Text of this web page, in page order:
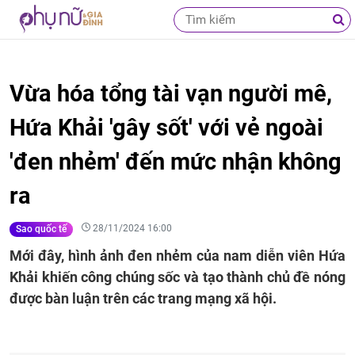
Vừa hóa tổng tài vạn người mê,
Hứa Khải 'gây sốt' với vẻ ngoài
'đen nhẻm' đến mức nhận không
ra
Sao quốc tế 28/11/2024 16:00
Mới đây, hình ảnh đen nhẻm của nam diễn viên Hứa
Khải khiến công chúng sốc và tạo thành chủ đề nóng
được bàn luận trên các trang mạng xã hội.